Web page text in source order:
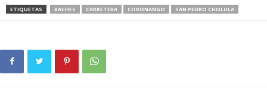
ETIQUETAS BACHES CARRETERA CORONANGO SAN PEDRO CHOLULA